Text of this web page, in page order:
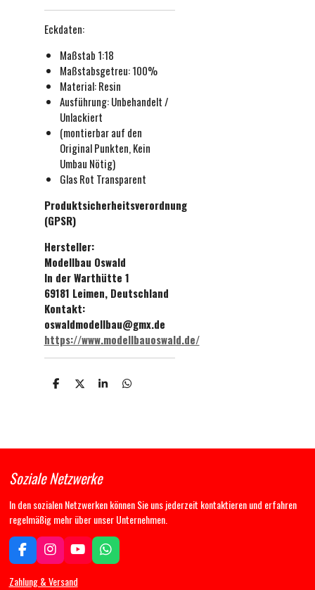
Eckdaten:
Maßstab 1:18
Maßstabsgetreu:100%
Material: Resin
Ausführung:Unbehandelt /
Unlackiert
(montierbar auf den
Original Punkten, Kein
Umbau Nötig)
Glas Rot Transparent
Produktsicherheitsverordnung
(GPSR)
Hersteller:
Modellbau Oswald
In der Warthütte 1
69181 Leimen, Deutschland
Kontakt:
oswaldmodellbau@gmx.de
https://www.modellbauoswald.de/
T T T T
Soziale Netzwerke
In den sozialen Netzwerken können Sie uns jederzeit kontaktieren und erfahren
regelmäßig mehr über unser Unternehmen.
F
a
c
I
n
s
Y
o
u
W
h
Zahlung & Versand